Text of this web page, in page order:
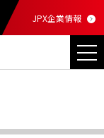
JPX企業情報